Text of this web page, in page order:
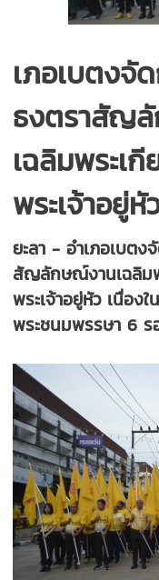
เภอเบตงจั
ธงตราสัญ
เฉลิมพระเ
พระเจ้าอยู่หั
ยะลา - อำเภอเบต
สัญลักษณ์งานเฉลิม
พระเจ้าอยู่หัว เนื่อง
พระชนมพรรษา 6